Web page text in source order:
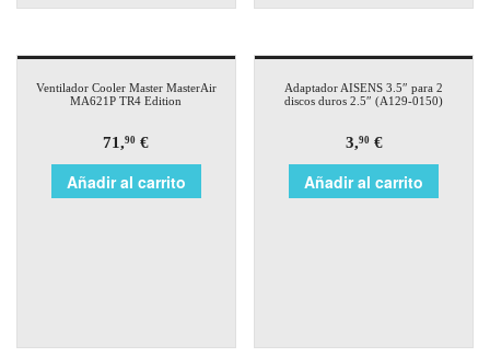
Ventilador Cooler Master MasterAir
MA621P TR4 Edition
71,90 €
Añadir al carrito
Adaptador AISENS 3.5″ para 2
discos duros 2.5″ (A129-0150)
3,90€
Añadir al carrito